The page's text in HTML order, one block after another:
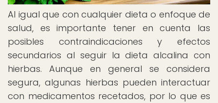
Al igual que con cualquier dieta o enfoque de
salud, es importante tener en cuenta las
posibles contraindicaciones y efectos
secundarios al seguir la dieta alcalina con
hierbas. Aunque en general se considera
segura, algunas hierbas pueden interactuar
con medicamentos recetados, por lo que es